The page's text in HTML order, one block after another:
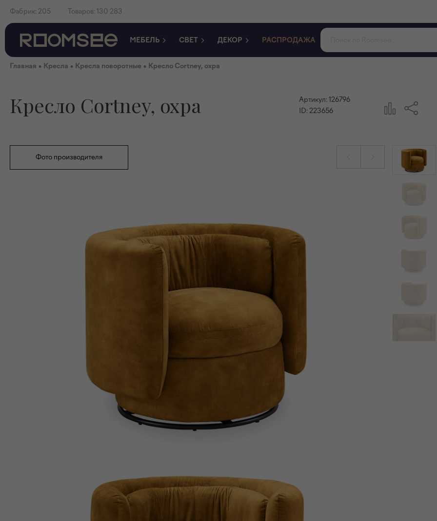
Фабрик: 205 Товаров: 130 283
МЕБЕЛЬ СВЕТ ДЕКОР РАСПРОДАЖА
Главная • Кресла • Кресла поворотные • Кресло Cortney, охра
Кресло Cortney, охра Артикул: 126796
ID: 223656
Фото производителя